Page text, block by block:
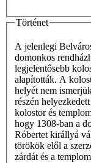
Történet
A jelenlegi
domonkos
legjelentősebb
alapították. A
helyét nem
részén
kolostor és
hogy 1308-ban a
Róbertet királlyá
törökök elől a
zárdát és a